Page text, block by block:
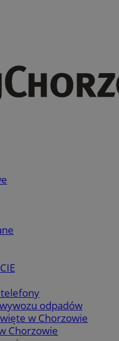
odpadów
w Chorzowie
Chorzowie